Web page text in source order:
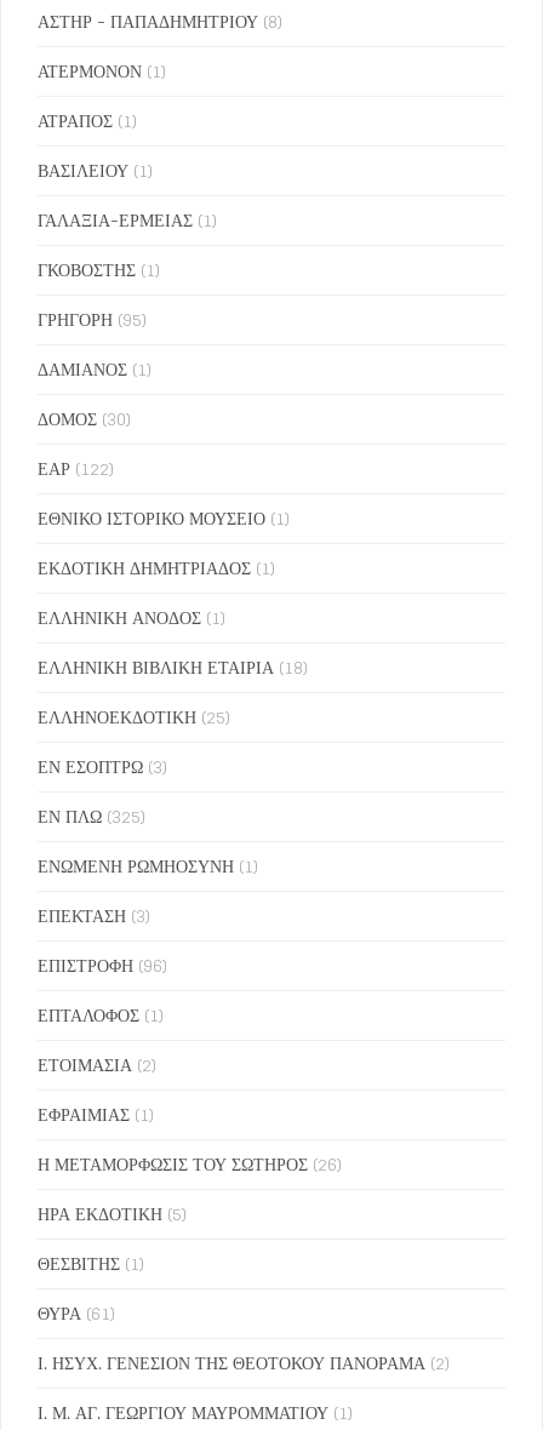
ΑΣΤΗΡ - ΠΑΠΑΔΗΜΗΤΡΙΟΥ (8)
ΑΤΕΡΜΟΝΟΝ (1)
ΑΤΡΑΠΟΣ (1)
ΒΑΣΙΛΕΙΟΥ (1)
ΓΑΛΑΞΙΑ-ΕΡΜΕΙΑΣ (1)
ΓΚΟΒΟΣΤΗΣ (1)
ΓΡΗΓΟΡΗ (95)
ΔΑΜΙΑΝΟΣ (1)
ΔΟΜΟΣ (30)
ΕΑΡ (122)
ΕΘΝΙΚΟ ΙΣΤΟΡΙΚΟ ΜΟΥΣΕΙΟ (1)
ΕΚΔΟΤΙΚΗ ΔΗΜΗΤΡΙΑΔΟΣ (1)
ΕΛΛΗΝΙΚΗ ΑΝΟΔΟΣ (1)
ΕΛΛΗΝΙΚΗ ΒΙΒΛΙΚΗ ΕΤΑΙΡΙΑ (18)
ΕΛΛΗΝΟΕΚΔΟΤΙΚΗ (25)
ΕΝ ΕΣΟΠΤΡΩ (3)
ΕΝ ΠΛΩ (325)
ΕΝΩΜΕΝΗ ΡΩΜΗΟΣΥΝΗ (1)
ΕΠΕΚΤΑΣΗ (3)
ΕΠΙΣΤΡΟΦΗ (96)
ΕΠΤΑΛΟΦΟΣ (1)
ΕΤΟΙΜΑΣΙΑ (2)
ΕΦΡΑΙΜΙΑΣ (1)
Η ΜΕΤΑΜΟΡΦΩΣΙΣ ΤΟΥ ΣΩΤΗΡΟΣ (26)
ΗΡΑ ΕΚΔΟΤΙΚΗ (5)
ΘΕΣΒΙΤΗΣ (1)
ΘΥΡΑ (61)
Ι. ΗΣΥΧ. ΓΕΝΕΣΙΟΝ ΤΗΣ ΘΕΟΤΟΚΟΥ ΠΑΝΟΡΑΜΑ (2)
Ι. Μ. ΑΓ. ΓΕΩΡΓΙΟΥ ΜΑΥΡΟΜΜΑΤΙΟΥ (1)